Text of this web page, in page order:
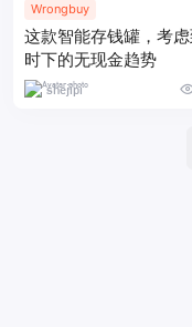
Wrongbuy
这款智能存钱罐，考虑
时下的无现金趋势
shejipi